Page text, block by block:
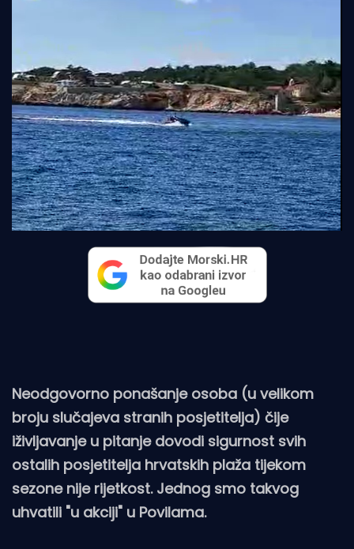
Neodgovorno ponašanje osoba (u velikom
broju slučajeva stranih posjetitelja) čije
iživljavanje u pitanje dovodi sigurnost svih
ostalih posjetitelja hrvatskih plaža tijekom
sezone nije rijetkost. Jednog smo takvog
uhvatili "u akciji" u Povilama.